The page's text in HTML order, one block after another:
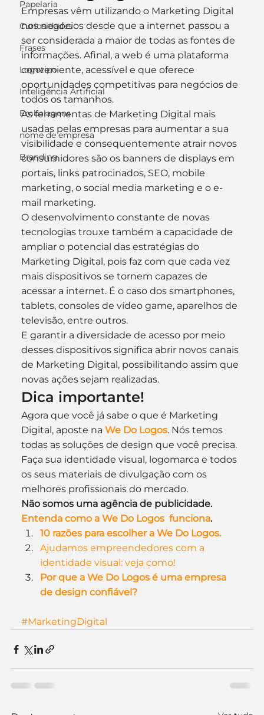
Papelaria
Curiosidades
Frases
Logotipo
Inteligência Artificial
Embalagens
nome de empresa
Branding
Empresas vêm utilizando o Marketing Digital
nos negócios desde que a internet passou a
ser considerada a maior de todas as fontes de
informações. Afinal, a web é uma plataforma
conveniente, acessível e que oferece
oportunidades competitivas para negócios de
todos os tamanhos.
As ferramentas de Marketing Digital mais
usadas pelas empresas para aumentar a sua
visibilidade e consequentemente atrair novos
consumidores são os banners de displays em
portais, links patrocinados, SEO, mobile
marketing, o social media marketing e o e-
mail marketing.
O desenvolvimento constante de novas
tecnologias trouxe também a capacidade de
ampliar o potencial das estratégias do
Marketing Digital, pois faz com que cada vez
mais dispositivos se tornem capazes de
acessar a internet. É o caso dos smartphones,
tablets, consoles de vídeo game, aparelhos de
televisão, entre outros.
E garantir a diversidade de acesso por meio
desses dispositivos significa abrir novos canais
de Marketing Digital, possibilitando assim que
novas ações sejam realizadas.
Dica importante!
Agora que você já sabe o que é Marketing
Digital, aposte na We Do Logos. Nós temos
todas as soluções de design que você precisa.
Faça sua identidade visual, logomarca e todos
os seus materiais de divulgação com os
melhores profissionais do mercado.
Não somos uma agência de publicidade.
Entenda como a We Do Logos  funciona.
10 razões para escolher a We Do Logos.
Ajudamos empreendedores com a
identidade visual: veja como!
Por que a We Do Logos é uma empresa
de design confiável?
#MarketingDigital